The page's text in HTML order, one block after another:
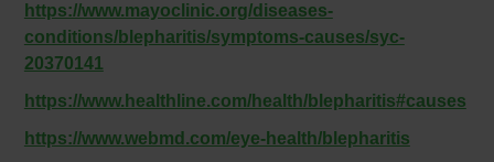
https://www.mayoclinic.org/diseases-
conditions/blepharitis/symptoms-causes/syc-
20370141
https://www.healthline.com/health/blepharitis#causes
https://www.webmd.com/eye-health/blepharitis